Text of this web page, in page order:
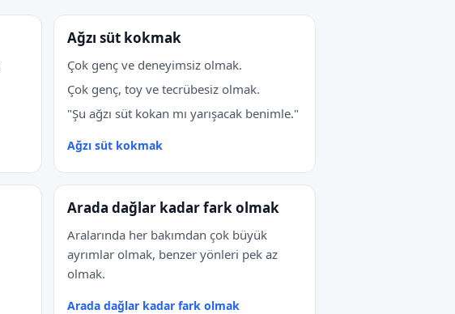
Ağzı süt kokmak
Çok genç ve deneyimsiz olmak.
Çok genç, toy ve tecrübesiz olmak.
"Şu ağzı süt kokan mı yarışacak benimle."
Ağzı süt kokmak
Arada dağlar kadar fark olmak
Aralarında her bakımdan çok büyük
ayrımlar olmak, benzer yönleri pek az
olmak.
Arada dağlar kadar fark olmak